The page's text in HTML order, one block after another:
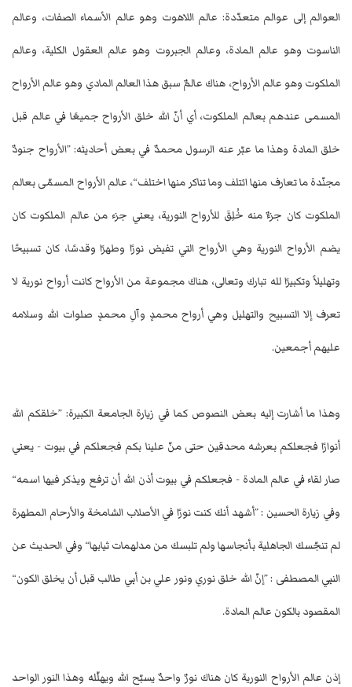
العوالم إلى عوالم متعدّدة: عالم اللاهوت وهو عالم الأسماء الصفات، وعالم
الناسوت وهو عالم المادة، وعالم الجبروت وهو عالم العقول الكلية، وعالم
الملكوت وهو عالم الأرواح، هناك عالمٌ سبق هذا العالم المادي وهو عالم الأرواح
المسمى عندهم بعالم الملكوت، أي أنّ الله خلق الأرواح جميعًا في عالم قبل
خلق المادة وهذا ما عبّر عنه الرسول محمدٌ في بعض أحاديثه: ”الأرواح جنودٌ
مجنّدة ما تعارف منها ائتلف وما تناكر منها اختلف“، عالم الأرواح المسمّى بعالم
الملكوت كان جزءٌ منه خُلِقَ للأرواح النورية، يعني جزء من عالم الملكوت كان
يضم الأرواح النورية وهي الأرواح التي تفيض نورًا وطهرًا وقدسًا، كان تسبيحًا
وتهليلاً وتكبيرًا لله تبارك وتعالى، هناك مجموعة من الأرواح كانت أرواح نورية لا
تعرف إلا التسبيح والتهليل وهي أرواح محمدٍ وآلِ محمدٍ صلوات الله وسلامه
عليهم أجمعين.
وهذا ما أشارت إليه بعض النصوص كما في زيارة الجامعة الكبيرة: ”خلقكم الله
أنوارًا فجعلكم بعرشه محدقين حتى منّ علينا بكم فجعلكم في بيوت - يعني
صار لقاء في عالم المادة - فجعلكم في بيوت أذن الله أن ترفع ويذكر فيها اسمه“
وفي زيارة الحسين : ”أشهد أنك كنت نورًا في الأصلاب الشامخة والأرحام المطهرة
لم تنجّسك الجاهلية بأنجاسها ولم تلبسك من مدلهمات ثيابها“ وفي الحديث عن
النبي المصطفى : ”إنّ الله خلق نوري ونور علي بن أبي طالب قبل أن يخلق الكون“
المقصود بالكون عالم المادة.
إذن عالم الأرواح النورية كان هناك نورٌ واحدٌ يسبّح الله ويهلّله وهذا النور الواحد